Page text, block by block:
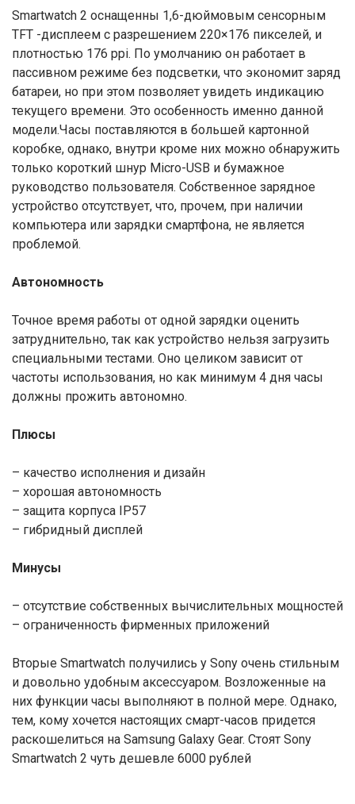
Smartwatch 2 оснащенны 1,6-дюймовым сенсорным
TFT -дисплеем с разрешением 220×176 пикселей, и
плотностью 176 ppi. По умолчанию он работает в
пассивном режиме без подсветки, что экономит заряд
батареи, но при этом позволяет увидеть индикацию
текущего времени. Это особенность именно данной
модели.Часы поставляются в большей картонной
коробке, однако, внутри кроме них можно обнаружить
только короткий шнур Micro-USB и бумажное
руководство пользователя. Собственное зарядное
устройство отсутствует, что, прочем, при наличии
компьютера или зарядки смартфона, не является
проблемой.
Автономность
Точное время работы от одной зарядки оценить
затруднительно, так как устройство нельзя загрузить
специальными тестами. Оно целиком зависит от
частоты использования, но как минимум 4 дня часы
должны прожить автономно.
Плюсы
– качество исполнения и дизайн
– хорошая автономность
– защита корпуса IP57
– гибридный дисплей
Минусы
– отсутствие собственных вычислительных мощностей
– ограниченность фирменных приложений
Вторые Smartwatch получились у Sony очень стильным
и довольно удобным аксессуаром. Возложенные на
них функции часы выполняют в полной мере. Однако,
тем, кому хочется настоящих смарт-часов придется
раскошелиться на Samsung Galaxy Gear. Стоят Sony
Smartwatch 2 чуть дешевле 6000 рублей